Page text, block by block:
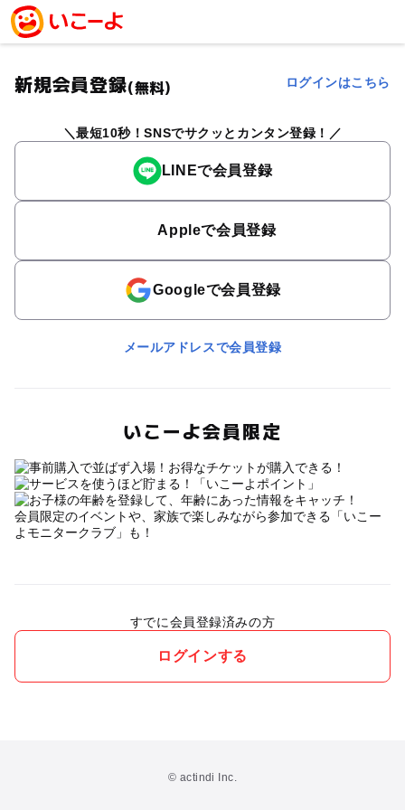
新規会員登録(無料) ログインはこちら
最短10秒！SNSでサクッとカンタン登録！
LINEで会員登録
Appleで会員登録
Googleで会員登録
メールアドレスで会員登録
いこーよ会員限定
会員限定のイベントや、家族で楽しみながら参加できる「いこー
よモニタークラブ」も！
すでに会員登録済みの方
ログインする
© actindi Inc.